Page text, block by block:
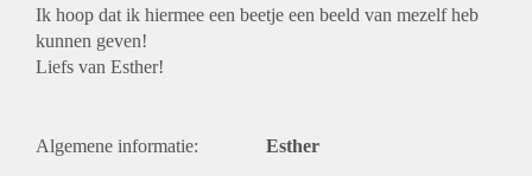
Ik hoop dat ik hiermee een beetje een beeld van mezelf heb
kunnen geven!
Liefs van Esther!
Algemene informatie: Esther